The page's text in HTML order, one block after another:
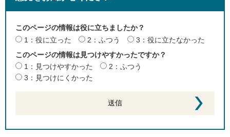
このページの情報は役に立ちましたか？
1：役に立った
2：ふつう
3：役に立たなかった
このページの情報は見つけやすかったですか？
1：見つけやすかった
2：ふつう
3：見つけにくかった